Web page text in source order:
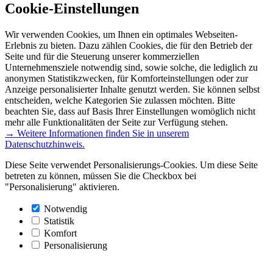
Cookie-Einstellungen
Wir verwenden Cookies, um Ihnen ein optimales Webseiten-
Erlebnis zu bieten. Dazu zählen Cookies, die für den Betrieb der
Seite und für die Steuerung unserer kommerziellen
Unternehmensziele notwendig sind, sowie solche, die lediglich zu
anonymen Statistikzwecken, für Komforteinstellungen oder zur
Anzeige personalisierter Inhalte genutzt werden. Sie können selbst
entscheiden, welche Kategorien Sie zulassen möchten. Bitte
beachten Sie, dass auf Basis Ihrer Einstellungen womöglich nicht
mehr alle Funktionalitäten der Seite zur Verfügung stehen.
→ Weitere Informationen finden Sie in unserem
Datenschutzhinweis.
Diese Seite verwendet Personalisierungs-Cookies. Um diese Seite
betreten zu können, müssen Sie die Checkbox bei
"Personalisierung" aktivieren.
Notwendig
Statistik
Komfort
Personalisierung